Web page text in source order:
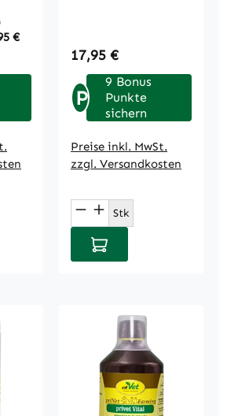
€
Gib den
Regulärer Preis:
17,95 €
P
9 Bonus
Punkte
sichern
Preise inkl. MwSt.
zzgl. Versandkosten
Produkt Anzahl:
Stk
In den Warenkorb